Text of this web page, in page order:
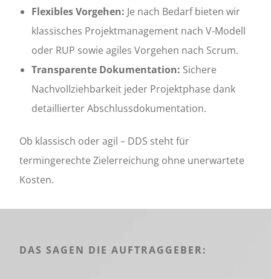
Flexibles Vorgehen: Je nach Bedarf bieten wir
klassisches Projektmanagement nach V-Modell
oder RUP sowie agiles Vorgehen nach Scrum.
Transparente Dokumentation: Sichere
Nachvollziehbarkeit jeder Projektphase dank
detaillierter Abschlussdokumentation.
Ob klassisch oder agil – DDS steht für
termingerechte Zielerreichung ohne unerwartete
Kosten.
DAS SAGEN DIE AUFTRAGGEBER: